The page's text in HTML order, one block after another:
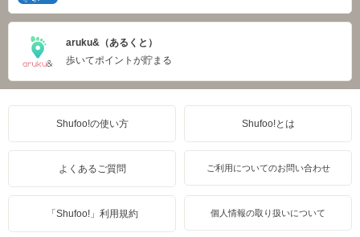
aruku&（あるくと）
歩いてポイントが貯まる
Shufoo!の使い方 Shufoo!とは
よくあるご質問 ご利用についてのお問い合わせ
「Shufoo!」利用規約 個人情報の取り扱いについて